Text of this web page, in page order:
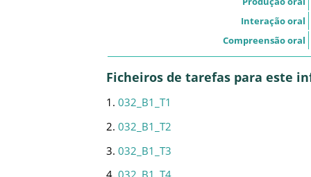
Interação oral
Compreensão oral
Ficheiros de tarefas para este
1. 032_B1_T1
2. 032_B1_T2
3. 032_B1_T3